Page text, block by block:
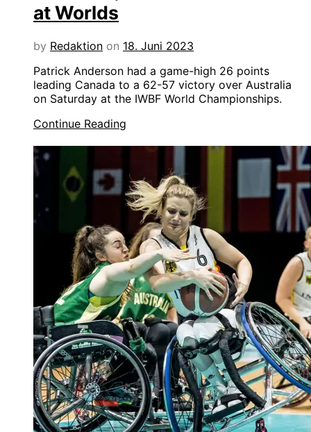
at Worlds
by Redaktion on 18. Juni 2023
Patrick Anderson had a game-high 26 points
leading Canada to a 62-57 victory over Australia
on Saturday at the IWBF World Championships.
Continue Reading